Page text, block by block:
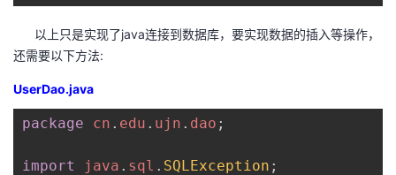
以上只是实现了java连接到数据库，要实现数据的插入等操作，
还需要以下方法:
UserDao.java
package cn . edu . ujn . dao ;
import java . sql . SQLException ;